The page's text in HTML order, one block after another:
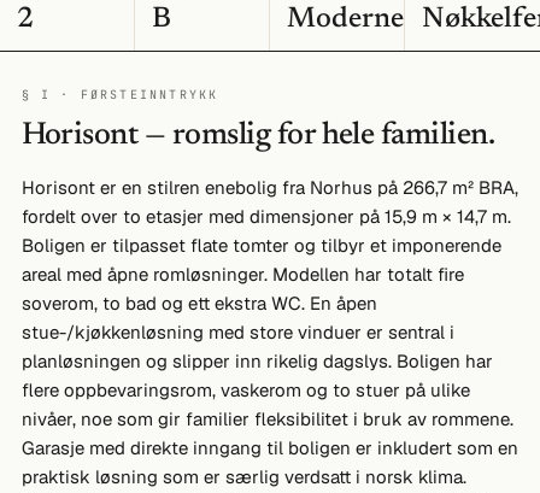
2 B Moderne
§ I · FØRSTEINNTRYKK
Horisont — romslig for hele familien.
Horisont er en stilren enebolig fra Norhus på 266,7 m² BRA,
fordelt over to etasjer med dimensjoner på 15,9 m × 14,7 m.
Boligen er tilpasset flate tomter og tilbyr et imponerende
areal med åpne romløsninger. Modellen har totalt fire
soverom, to bad og ett ekstra WC. En åpen
stue-/kjøkkenløsning med store vinduer er sentral i
planløsningen og slipper inn rikelig dagslys. Boligen har
flere oppbevaringsrom, vaskerom og to stuer på ulike
nivåer, noe som gir familier fleksibilitet i bruk av rommene.
Garasje med direkte inngang til boligen er inkludert som en
praktisk løsning som er særlig verdsatt i norsk klima.